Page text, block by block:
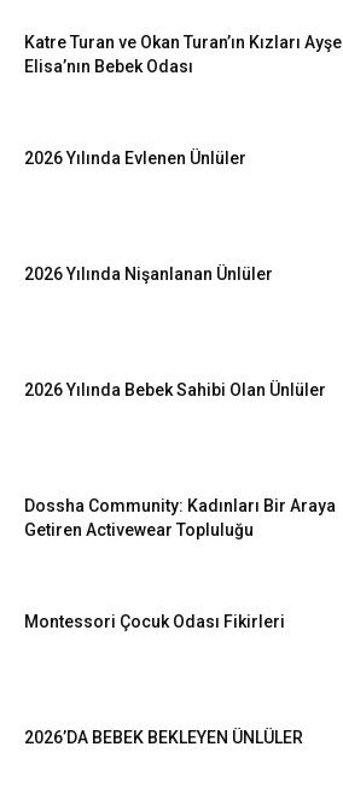
Katre Turan ve Okan Turan’ın Kızları Ayşe
Elisa’nın Bebek Odası
2026 Yılında Evlenen Ünlüler
2026 Yılında Nişanlanan Ünlüler
2026 Yılında Bebek Sahibi Olan Ünlüler
Dossha Community: Kadınları Bir Araya
Getiren Activewear Topluluğu
Montessori Çocuk Odası Fikirleri
2026’DA BEBEK BEKLEYEN ÜNLÜLER